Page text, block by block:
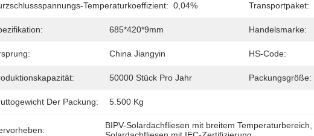
Temperaturkoeffizient: 0,04% Transportpaket:
685*420*9mm Handelsmarke:
China Jiangyin HS-Code:
50000 Stück Pro Jahr Packungsgröße:
Der Packung: 5.500 Kg
BIPV-Solardachfliesen mit breitem Temperaturbereich